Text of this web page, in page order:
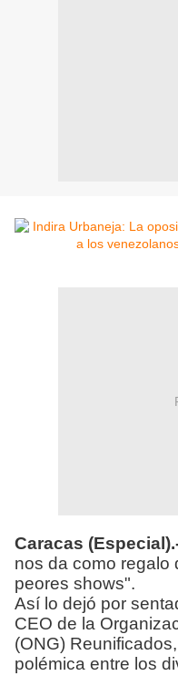
Caracas
nos da como regalo
peores shows".
Así lo dejó por
CEO de la
(ONG)
polémica entre los